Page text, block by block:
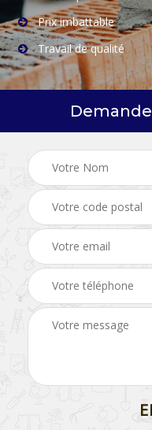
Prix imbattable
Travail de qualité